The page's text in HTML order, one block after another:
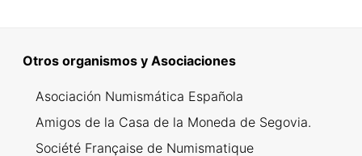
Otros organismos y Asociaciones
Asociación Numismática Española
Amigos de la Casa de la Moneda de Segovia.
Société Française de Numismatique